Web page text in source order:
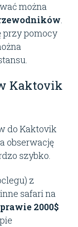
można
.
przy pomocy
Kaktovik
do Kaktovik
obserwację
szybko.
z
safari na
2000$